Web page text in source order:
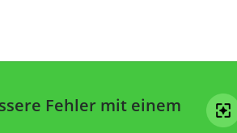
Fehler mit einem